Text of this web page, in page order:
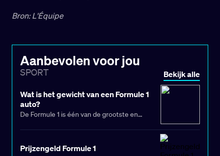
Bron: L'Équipe
Aanbevolen voor jou
SPORT Bekijk alle
Wat is het gewicht van een Formule 1
auto?
De Formule 1 is één van de grootste en
toegenomen. Dat heeft veel te maken met de
Prijzengeld Formule 1